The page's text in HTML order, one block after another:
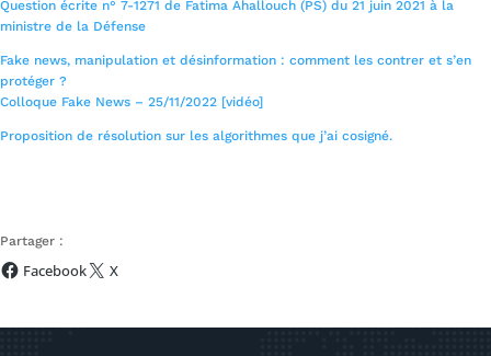
Question écrite n° 7-1271 de Fatima Ahallouch (PS) du 21 juin 2021 à la
ministre de la Défense
Fake news, manipulation et désinformation : comment les contrer et s’en
protéger ?
Colloque Fake News – 25/11/2022 [vidéo]
Proposition de résolution sur les algorithmes que j’ai cosigné.
Partager :
Facebook X